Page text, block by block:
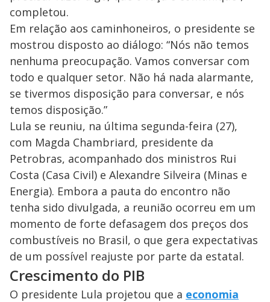
completou.
Em relação aos caminhoneiros, o presidente se
mostrou disposto ao diálogo: “Nós não temos
nenhuma preocupação. Vamos conversar com
todo e qualquer setor. Não há nada alarmante,
se tivermos disposição para conversar, e nós
temos disposição.”
Lula se reuniu, na última segunda-feira (27),
com Magda Chambriard, presidente da
Petrobras, acompanhado dos ministros Rui
Costa (Casa Civil) e Alexandre Silveira (Minas e
Energia). Embora a pauta do encontro não
tenha sido divulgada, a reunião ocorreu em um
momento de forte defasagem dos preços dos
combustíveis no Brasil, o que gera expectativas
de um possível reajuste por parte da estatal.
Crescimento do PIB
O presidente Lula projetou que a economia